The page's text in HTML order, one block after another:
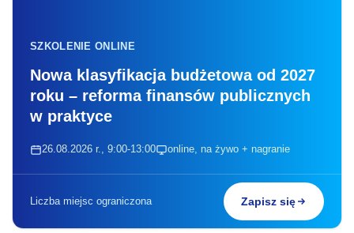
SZKOLENIE ONLINE
Nowa klasyfikacja budżetowa od 2027
roku – reforma finansów publicznych
w praktyce
26.08.2026 r., 9:00-13:00 online, na żywo + nagranie
Liczba miejsc ograniczona Zapisz się